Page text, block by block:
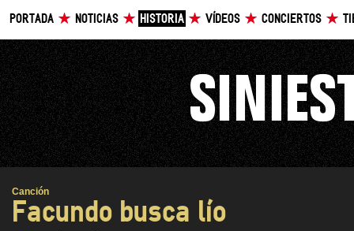
PORTADA NOTICIAS HISTORIA VÍDEOS CONCIERTOS
Canción
Facundo busca lío